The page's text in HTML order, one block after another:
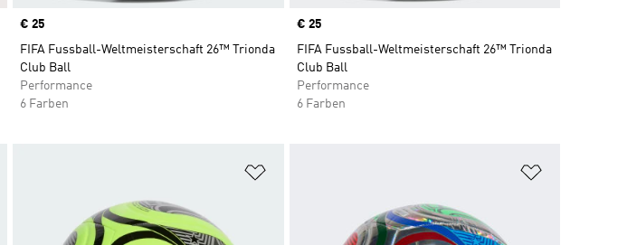
Price
€ 25
FIFA Fussball-Weltmeisterschaft 26™ Trionda
Club Ball
Performance
6 Farben
Price
€ 25
FIFA Fussball-Weltmeisterschaft 26™ Trionda
Club Ball
Performance
6 Farben